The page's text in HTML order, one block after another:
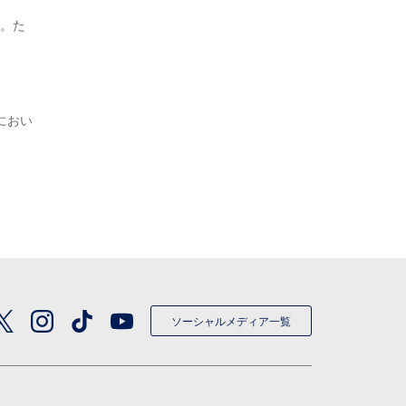
た
おい
ソーシャルメディア一覧